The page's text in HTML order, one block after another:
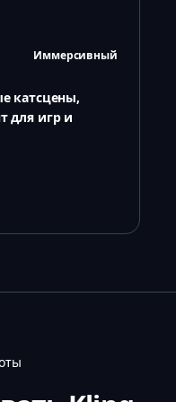
Иммерсивный
катсцены,
для игр и